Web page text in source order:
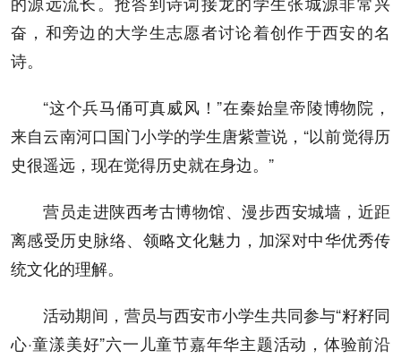
奋，和旁边的大学生志愿者讨论着创作于西安的名
诗。
“这个兵马俑可真威风！”在秦始皇帝陵博物院，
来自云南河口国门小学的学生唐紫萱说，“以前觉得历
史很遥远，现在觉得历史就在身边。”
营员走进陕西考古博物馆、漫步西安城墙，近距
离感受历史脉络、领略文化魅力，加深对中华优秀传
统文化的理解。
活动期间，营员与西安市小学生共同参与“籽籽同
心·童漾美好”六一儿童节嘉年华主题活动，体验前沿